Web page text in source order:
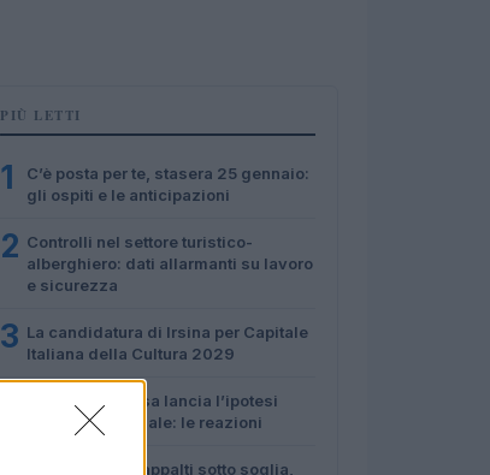
PIÙ LETTI
1
C’è posta per te, stasera 25 gennaio:
gli ospiti e le anticipazioni
2 Controlli nel settore turistico-
alberghiero: dati allarmanti su lavoro
e sicurezza
3 La candidatura di Irsina per Capitale
Italiana della Cultura 2029
Ignazio La Russa lancia l’ipotesi
Meloni al Quirinale: le reazioni
Anac: boom di appalti sotto soglia,